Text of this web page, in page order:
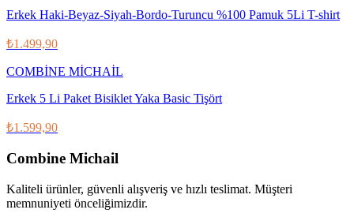
Erkek Haki-Beyaz-Siyah-Bordo-Turuncu %100 Pamuk 5Li T-shirt
₺1.499,90
COMBİNE MİCHAİL
Erkek 5 Li Paket Bisiklet Yaka Basic Tişört
₺1.599,90
Combine Michail
Kaliteli ürünler, güvenli alışveriş ve hızlı teslimat. Müşteri
memnuniyeti önceliğimizdir.